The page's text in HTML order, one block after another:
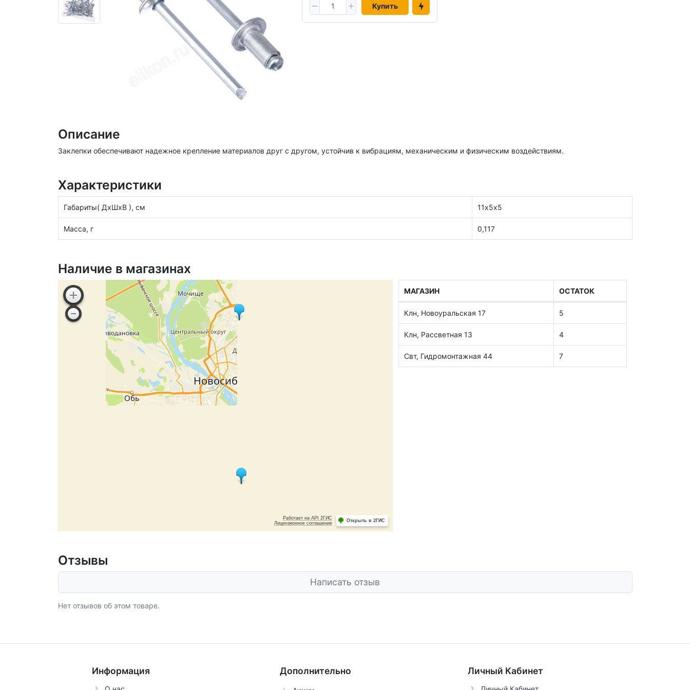
Купить
Описание
Заклепки обеспечивают надежное крепление материалов друг с другом, устойчив к вибрациям, механическим и физическим воздействиям.
Характеристики
Габариты( ДхШхВ ), см 11х5х5
Масса, г 0,117
Наличие в магазинах
МАГАЗИН ОСТАТОК
Клн, Новоуральская 17 5
Клн, Рассветная 13 4
Свт, Гидромонтажная 44 7
Отзывы
Написать отзыв
Нет отзывов об этом товаре.
Информация Дополнительно Личный Кабинет